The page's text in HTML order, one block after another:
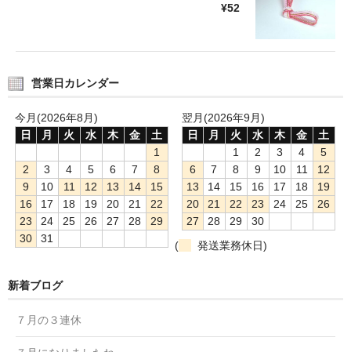
¥52
営業日カレンダー
今月(2026年8月)
日
月 火 水 木 金
土
1
2
3 4 5 6 7
8
9
10 11 12 13 14
15
16
17 18 19 20 21
22
23
24 25 26 27 28
29
30
31
翌月(2026年9月)
日
月 火 水 木 金
土
1
2 3 4
5
6
7 8 9 10 11
12
13
14 15 16 17 18
19
20
21 22 23 24 25
26
27
28 29
30
(
発送業務休日)
新着ブログ
７月の３連休